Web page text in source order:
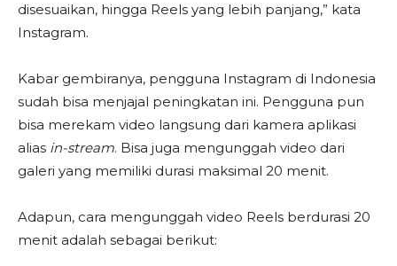
disesuaikan, hingga Reels yang lebih panjang,” kata
Instagram.
Kabar gembiranya, pengguna Instagram di Indonesia
sudah bisa menjajal peningkatan ini. Pengguna pun
bisa merekam video langsung dari kamera aplikasi
alias in-stream. Bisa juga mengunggah video dari
galeri yang memiliki durasi maksimal 20 menit.
Adapun, cara mengunggah video Reels berdurasi 20
menit adalah sebagai berikut: